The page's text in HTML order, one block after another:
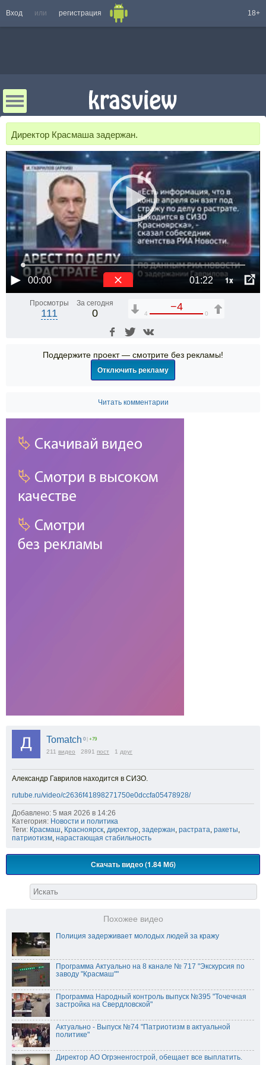
Вход или регистрация 18+
Директор Красмаша задержан.
00:00 01:22 1x
Просмотры
111
За сегодня
0
−4
4 0
Поддержите проект — смотрите без рекламы!
Отключить рекламу
Читать комментарии
Tomatch 0 +79
211 видео 2891 пост 1 друг
Александр Гаврилов находится в СИЗО.
rutube.ru/video/c2636f41898271750e0dccfa05478928/
Добавлено: 5 мая 2026 в 14:26
Категория: Новости и политика
Теги: Красмаш, Красноярск, директор, задержан, растрата, ракеты,
патриотизм, нарастающая стабильность
Скачать видео (1.84 Мб)
Похожее видео
Полиция задерживает молодых людей за кражу
Программа Актуально на 8 канале № 717 "Экскурсия по
заводу "Красмаш""
Программа Народный контроль выпуск №395 "Точечная
застройка на Свердловской"
Актуально - Выпуск №74 "Патриотизм в актуальной
политике"
Директор АО Огрэненгострой, обещает все выплатить.